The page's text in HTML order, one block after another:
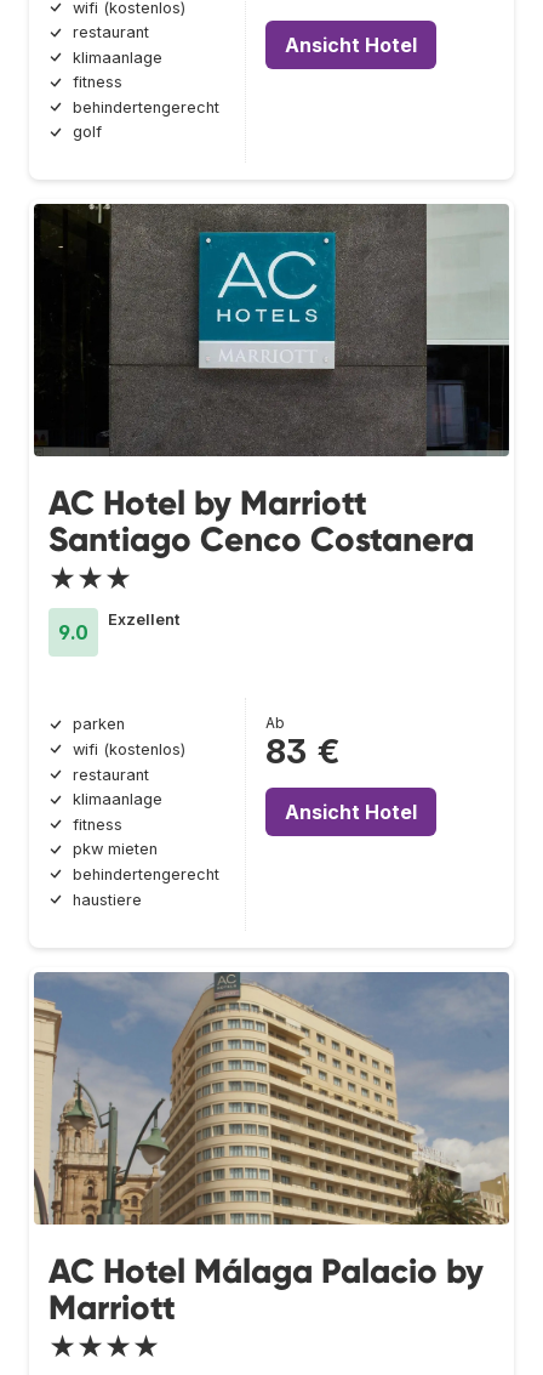
wifi (kostenlos)
restaurant
klimaanlage
fitness
behindertengerecht
golf
Ansicht Hotel
AC Hotel by Marriott
Santiago Cenco Costanera
★★★
9.0
Exzellent
parken
wifi (kostenlos)
restaurant
klimaanlage
fitness
pkw mieten
behindertengerecht
haustiere
Ab
83 €
Ansicht Hotel
AC Hotel Málaga Palacio by
Marriott
★★★★